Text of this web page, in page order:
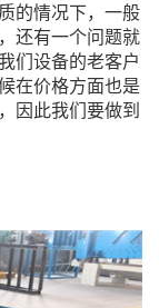
的情况下，一般
还有一个问题就
们设备的老客户
在价格方面也是
因此我们要做到